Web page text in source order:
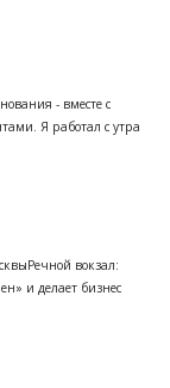
- вместе с
Я работал с утра
вокзал:
и делает бизнес